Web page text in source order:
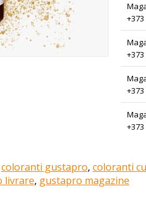
+373
+373
+373
+373
coloranti gustapro, coloranti
livrare, gustapro magazine